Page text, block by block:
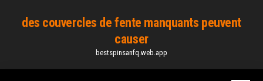
des couvercles de fente manquants peuvent
causer
bestspinsanfq.web.app